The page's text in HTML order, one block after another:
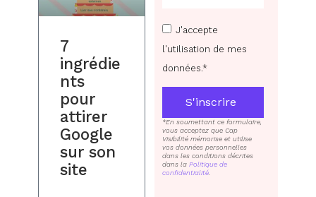
7
ingrédie
nts
pour
attirer
Google
sur son
site
J'accepte
l'utilisation de mes
données.*
S'inscrire
*En soumettant ce formulaire,
vous acceptez que Cap
Visibilité mémorise et utilise
vos données personnelles
dans les conditions décrites
dans la Politique de
confidentialité.